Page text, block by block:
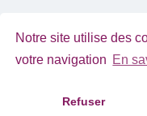
Notre site utilise des
votre navigation En
Refuser
Site mobile en cours de